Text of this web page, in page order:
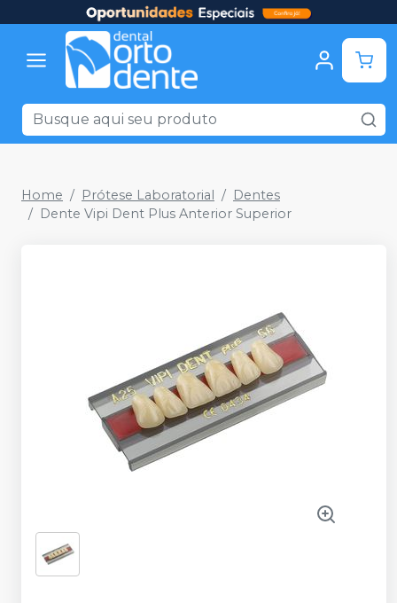
Home Prótese Laboratorial
Dentes
Dente Vipi Dent Plus Anterior Superior